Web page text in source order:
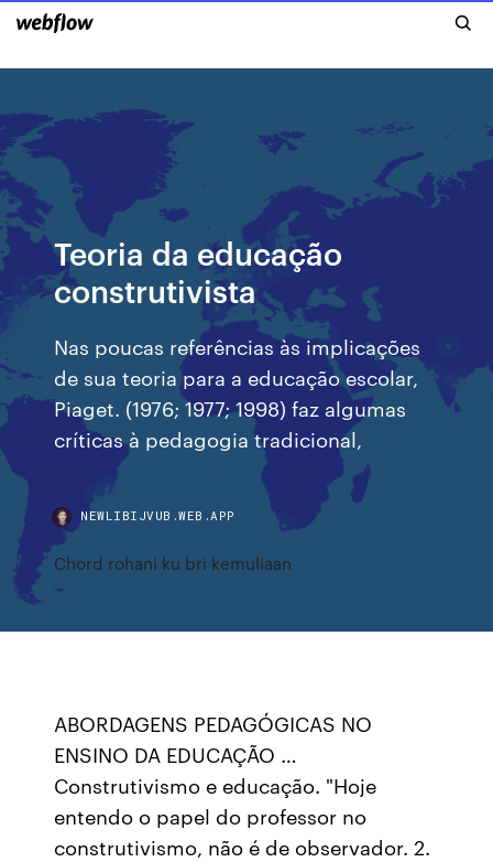
Teoria da educação
construtivista
Nas poucas referências às implicações
de sua teoria para a educação escolar,
Piaget. (1976; 1977; 1998) faz algumas
críticas à pedagogia tradicional,
NEWLIBIJVUB.WEB.APP
Chord rohani ku bri kemuliaan
ABORDAGENS PEDAGÓGICAS NO
ENSINO DA EDUCAÇÃO …
Construtivismo e educação. "Hoje
entendo o papel do professor no
construtivismo, não é de observador. 2.